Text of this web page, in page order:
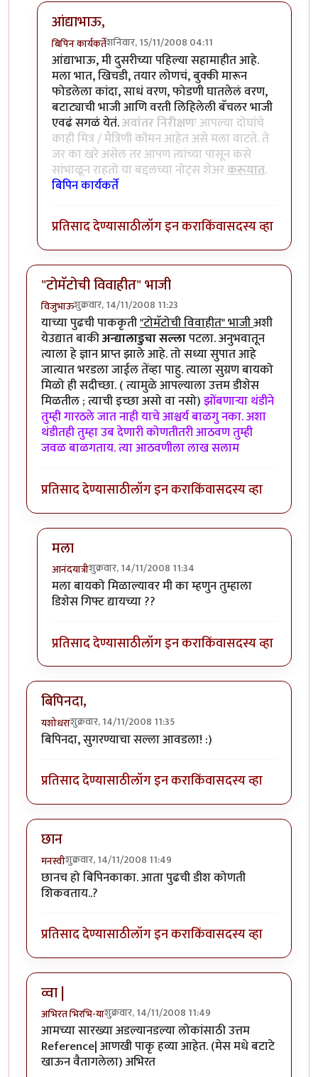
आंद्याभाऊ,
बिपिन कार्यकर्तेशनिवार, 15/11/2008 04:11
In reply toबिपिनकाकाbyआनंदयात्री
आंद्याभाऊ, मी दुसरीच्या पहिल्या सहामाहीत आहे.
मला भात, खिचडी, तयार लोणचं, बुक्की मारून
फोडलेला कांदा, साधं वरण, फोडणी घातलेलं वरण,
बटाट्याची भाजी आणि वरती लिहिलेली बॅचलर भाजी
एवढं सगळं येतं.अवांतर निरीक्षणःआपल्या दोघांचे
काही मित्र / मैत्रिणी कॉमन आहेत असे मला वाटते. ते
जर का खरे असेल तर आपण त्यांच्या पासून कसे
सांभाळून राहतो या बद्दलच्या नोट्स शेअरकरूयात.
बिपिन कार्यकर्ते
प्रतिसाद देण्यासाठीलॉग इन कराकिंवासदस्य व्हा
"टोमॅटोची विवाहीत" भाजी
विजुभाऊशुक्रवार, 14/11/2008 11:23
याच्या पुढची पाककृती"टोमॅटोची विवाहीत" भाजीअशी
येउद्यात बाकीअन्द्यालाडुचा सल्लापटला. अनुभवातून
त्याला हे ज्ञान प्राप्त झाले आहे. तो सध्या सुपात आहे
जात्यात भरडला जाईल तेंव्हा पाहु. त्याला सुग्रण बायको
मिळो ही सदीच्छा. ( त्यामुळे आपल्याला उत्तम डीशेस
मिळतील ; त्याची इच्छा असो वा नसो)झोंबणार्‍या थंडीने
तुम्ही गारठले जात नाही याचे आश्चर्य बाळगु नका. अशा
थंडीतही तुम्हा उब देणारी कोणतीतरी आठवण तुम्ही
जवळ बाळगताय. त्या आठवणीला लाख सलाम
प्रतिसाद देण्यासाठीलॉग इन कराकिंवासदस्य व्हा
मला
आनंदयात्रीशुक्रवार, 14/11/2008 11:34
In reply to"टोमॅटोची विवाहीत" भाजीbyविजुभाऊ
मला बायको मिळाल्यावर मी का म्हणुन तुम्हाला
डिशेस गिफ्ट द्यायच्या ??
प्रतिसाद देण्यासाठीलॉग इन कराकिंवासदस्य व्हा
बिपिनदा,
यशोधराशुक्रवार, 14/11/2008 11:35
बिपिनदा, सुगरण्याचा सल्ला आवडला! :)
प्रतिसाद देण्यासाठीलॉग इन कराकिंवासदस्य व्हा
छान
मनस्वीशुक्रवार, 14/11/2008 11:49
छानच हो बिपिनकाका. आता पुढची डीश कोणती
शिकवताय..?
प्रतिसाद देण्यासाठीलॉग इन कराकिंवासदस्य व्हा
व्वा |
अभिरत भिरभि-याशुक्रवार, 14/11/2008 11:49
आमच्या सारख्या अडल्यानडल्या लोकांसाठी उत्तम
Reference| आणखी पाकृ हव्या आहेत. (मेस मधे बटाटे
खाऊन वैतागलेला) अभिरत